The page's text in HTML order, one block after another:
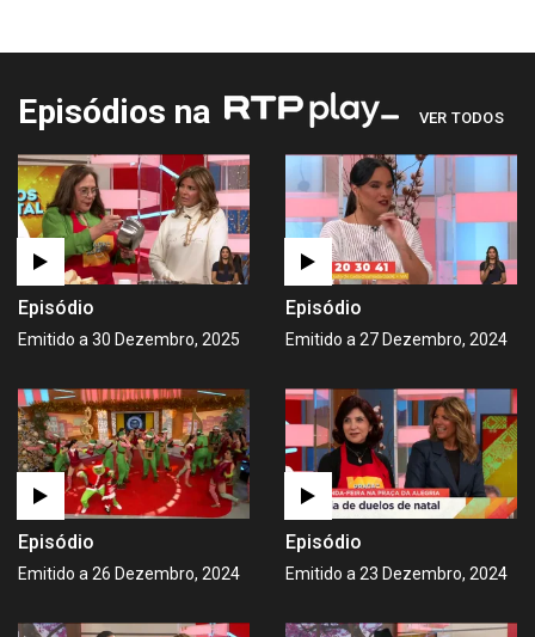
Episódios na VER TODOS
Episódio
Emitido a 30 Dezembro, 2025
Episódio
Emitido a 27 Dezembro, 2024
Episódio
Emitido a 26 Dezembro, 2024
Episódio
Emitido a 23 Dezembro, 2024